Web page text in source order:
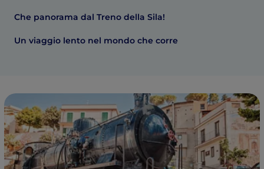
Che panorama dal Treno della Sila!
Un viaggio lento nel mondo che corre